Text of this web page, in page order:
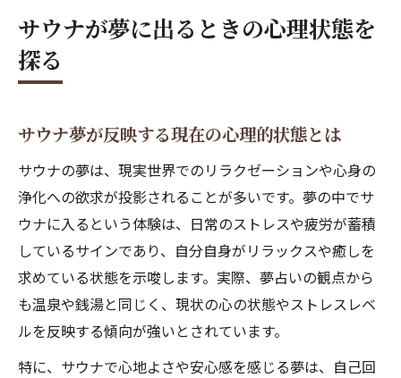
サウナが夢に出るときの心理状態を
探る
サウナ夢が反映する現在の心理的状態とは
サウナの夢は、現実世界でのリラクゼーションや心身の
浄化への欲求が投影されることが多いです。夢の中でサ
ウナに入るという体験は、日常のストレスや疲労が蓄積
しているサインであり、自分自身がリラックスや癒しを
求めている状態を示唆します。実際、夢占いの観点から
も温泉や銭湯と同じく、現状の心の状態やストレスレベ
ルを反映する傾向が強いとされています。
特に、サウナで心地よさや安心感を感じる夢は、自己回